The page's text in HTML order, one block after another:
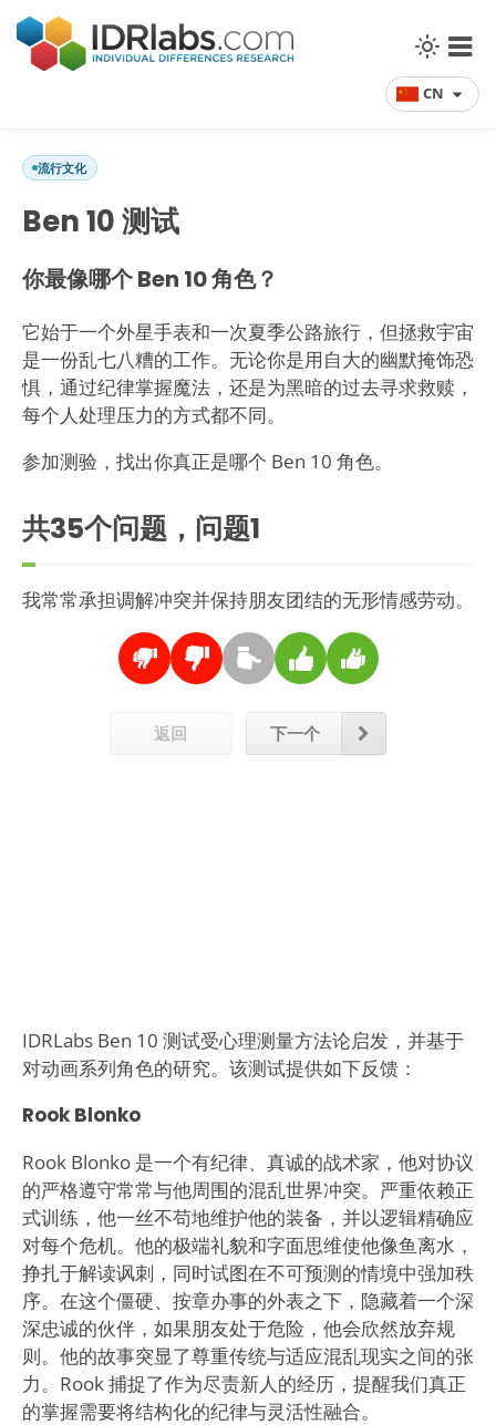
CN
流行文化
Ben 10 测试
你最像哪个 Ben 10 角色？
它始于一个外星手表和一次夏季公路旅行，但拯救宇宙
是一份乱七八糟的工作。无论你是用自大的幽默掩饰恐
惧，通过纪律掌握魔法，还是为黑暗的过去寻求救赎，
每个人处理压力的方式都不同。
参加测验，找出你真正是哪个 Ben 10 角色。
共35个问题，问题1
我常常承担调解冲突并保持朋友团结的无形情感劳动。
返回 下一个
IDRLabs Ben 10 测试受心理测量方法论启发，并基于
对动画系列角色的研究。该测试提供如下反馈：
Rook Blonko
Rook Blonko 是一个有纪律、真诚的战术家，他对协议
的严格遵守常常与他周围的混乱世界冲突。严重依赖正
式训练，他一丝不苟地维护他的装备，并以逻辑精确应
对每个危机。他的极端礼貌和字面思维使他像鱼离水，
挣扎于解读讽刺，同时试图在不可预测的情境中强加秩
序。在这个僵硬、按章办事的外表之下，隐藏着一个深
深忠诚的伙伴，如果朋友处于危险，他会欣然放弃规
则。他的故事突显了尊重传统与适应混乱现实之间的张
力。Rook 捕捉了作为尽责新人的经历，提醒我们真正
的掌握需要将结构化的纪律与灵活性融合。